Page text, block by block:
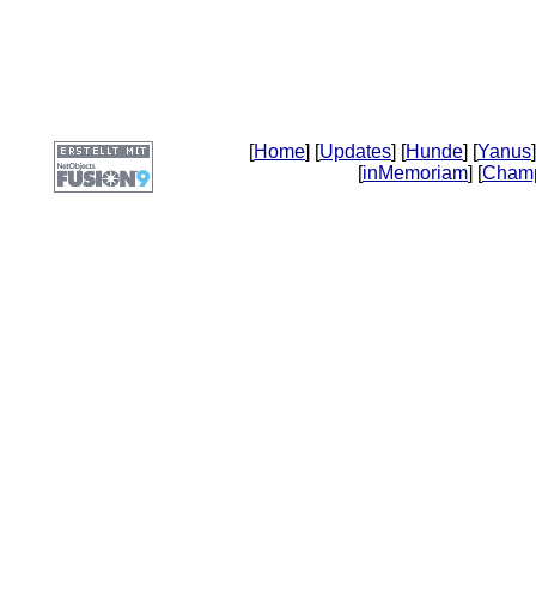
[Home] [Updates] [Hunde] [Yanus
[inMemoriam] [